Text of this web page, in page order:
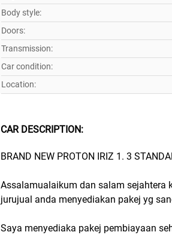
Body style:
Doors:
Transmission:
Car condition:
Location:
CAR DESCRIPTION:
BRAND NEW PROTON IRIZ 1. 3
Assalamualaikum dan salam sejahtera
jurujual anda menyediakan pakej yg
Saya menyediaka pakej pembiayaan